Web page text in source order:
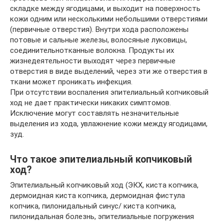
складке между ягодицами, и выходит на поверхность
кожи одним или несколькими небольшими отверстиями
(первичные отверстия). Внутри хода расположены
потовые и сальные железы, волосяные луковицы,
соединительнотканные волокна. Продукты их
жизнедеятельности выходят через первичные
отверстия в виде выделений, через эти же отверстия в
ткани может проникать инфекция.
При отсутствии воспаления эпителиальный копчиковый
ход не дает практически никаких симптомов.
Исключение могут составлять незначительные
выделения из хода, увлажнение кожи между ягодицами,
зуд.
Что такое эпителиальный копчиковый
ход?
Эпителиальный копчиковый ход (ЭКХ, киста копчика,
дермоидная киста копчика, дермоидная фистула
копчика, пилонидальный синус/ киста копчика,
пилонидальная болезнь, эпителиальные погружения